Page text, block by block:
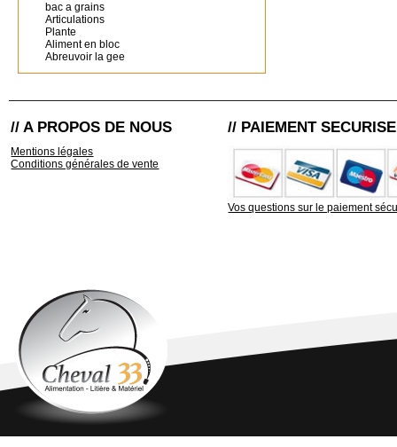
bac a grains
Articulations
Plante
Aliment en bloc
Abreuvoir la gee
// A PROPOS DE NOUS
Mentions légales
Conditions générales de vente
// PAIEMENT SECURISE
Vos questions sur le paiement